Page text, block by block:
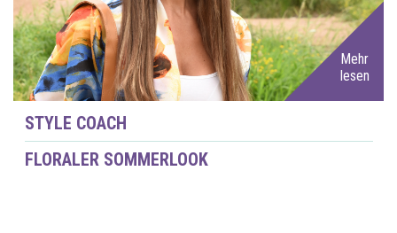
Mehr
lesen
STYLE COACH
FLORALER SOMMERLOOK